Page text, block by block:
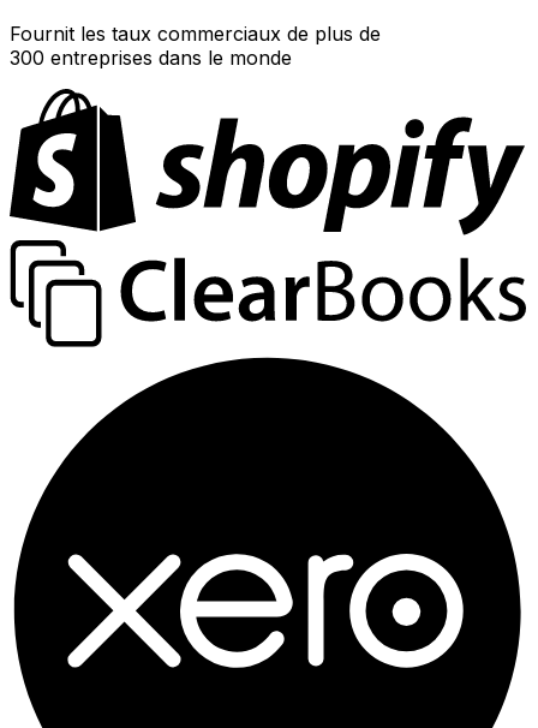
Fournit les taux commerciaux de plus de
300 entreprises dans le monde